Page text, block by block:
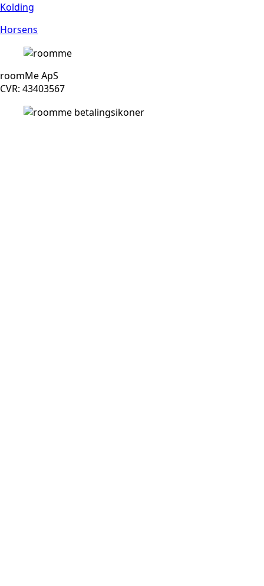
Kolding
Horsens
roomMe ApS
CVR: 43403567